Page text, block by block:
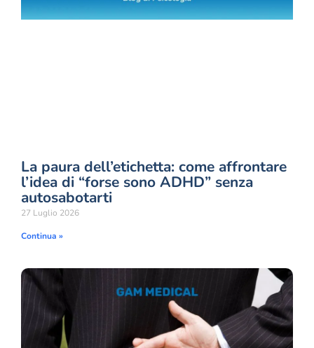
La paura dell’etichetta: come affrontare
l’idea di “forse sono ADHD” senza
autosabotarti
27 Luglio 2026
Continua »